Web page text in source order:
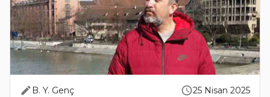
B. Y. Genç 25 Nisan 2025